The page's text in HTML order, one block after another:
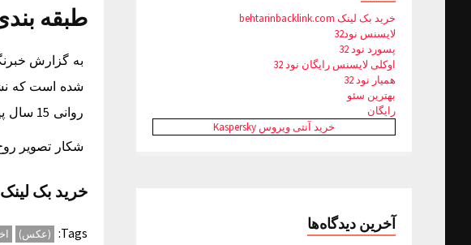
طبقه
به گزارش
شده است که
روانی 15 سال پیش بسته شده است و در زمان جنگ جهانی دوم پناهگاه انفجار نیروهای آلمانی بوده است. انتهای پیام/
شکار تصویر
خرید بک لینک
Tags: (عکس)
خرید بک لینک behtarinbacklink.com
لایسنس نود32
پسورد نود 32
اوکلی لایسنس رایگان نود 32
همیار نود 32
بهترین سئو
رایگان
خرید آنتی ویروس Kaspersky
آخرین دیدگاه‌ها